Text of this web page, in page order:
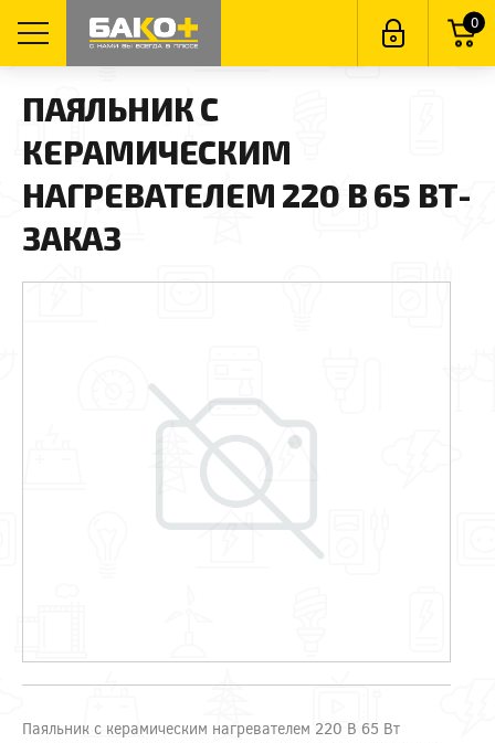
0
ПАЯЛЬНИК С
КЕРАМИЧЕСКИМ
НАГРЕВАТЕЛЕМ 220 В 65 ВТ-
ЗАКАЗ
Паяльник с керамическим нагревателем 220 В 65 Вт